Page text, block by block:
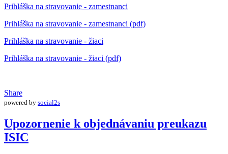
Prihláška na stravovanie - zamestnanci
Prihláška na stravovanie - zamestnanci (pdf)
Prihláška na stravovanie - žiaci
Prihláška na stravovanie - žiaci (pdf)
Share
powered by social2s
Upozornenie k objednávaniu preukazu
ISIC